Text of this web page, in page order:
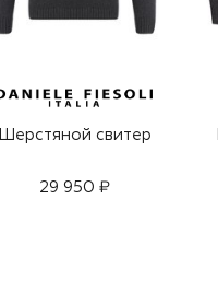
Шерстяной свитер
29 950 ₽